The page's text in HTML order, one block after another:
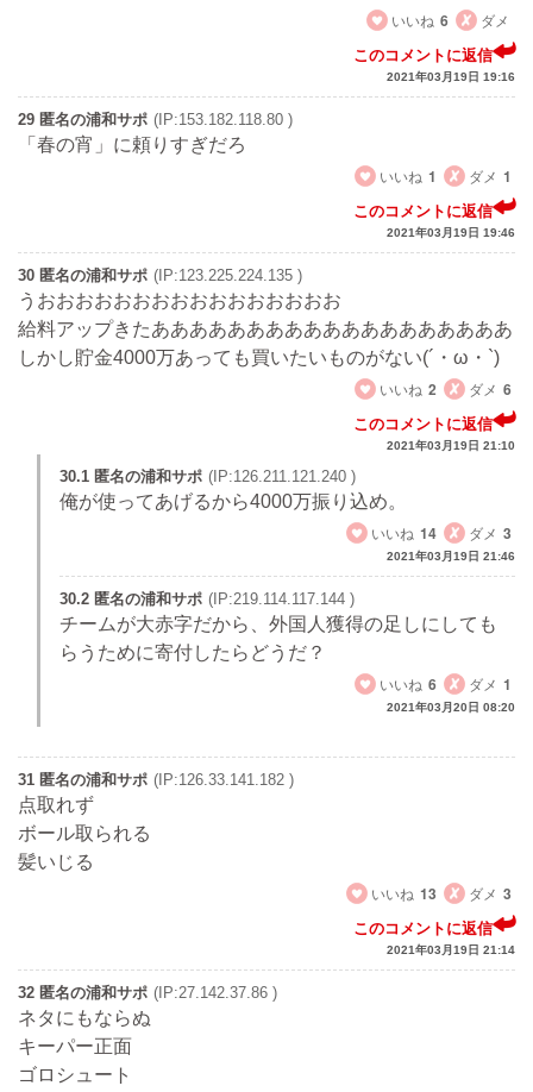
いいね 6 ダメ
このコメントに返信
2021年03月19日 19:16
29 匿名の浦和サポ (IP:153.182.118.80 )
「春の宵」に頼りすぎだろ
いいね 1 ダメ 1
このコメントに返信
2021年03月19日 19:46
30 匿名の浦和サポ (IP:123.225.224.135 )
うおおおおおおおおおおおおおおおお
給料アップきたあああああああああああああああああああ
しかし貯金4000万あっても買いたいものがない(´・ω・`)
いいね 2 ダメ 6
このコメントに返信
2021年03月19日 21:10
30.1 匿名の浦和サポ (IP:126.211.121.240 )
俺が使ってあげるから4000万振り込め。
いいね 14 ダメ 3
2021年03月19日 21:46
30.2 匿名の浦和サポ (IP:219.114.117.144 )
チームが大赤字だから、外国人獲得の足しにしても
らうために寄付したらどうだ？
いいね 6 ダメ 1
2021年03月20日 08:20
31 匿名の浦和サポ (IP:126.33.141.182 )
点取れず
ボール取られる
髪いじる
いいね 13 ダメ 3
このコメントに返信
2021年03月19日 21:14
32 匿名の浦和サポ (IP:27.142.37.86 )
ネタにもならぬ
キーパー正面
ゴロシュート